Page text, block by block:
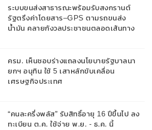
ระบบขนส่งสาธารณะพร้อมรับสงกรานต์
รัฐตรึงค่าโดยสาร–GPS ตามรถขนส่ง
น้ำมัน คลายกังวลประชาชนตลอดเส้นทาง
ครม. เห็นชอบร่างแถลงนโยบายรัฐบาลนา
ยกฯ อนุทิน ใช้ 5 เสาหลักขับเคลื่อน
เศรษฐกิจประเทศ
“คนละครึ่งพลัส” รับสิทธิ์อายุ 16 ปีขึ้นไป ลง
ทะเบียน ต.ค. ใช้จ่าย พ.ย. - ธ.ค. นี้